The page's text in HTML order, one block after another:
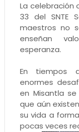
La celebración
33 del SNTE
maestros no
enseñan
esperanza.
En tiempos
enormes
en Misantla
que aún
su vida a
pocas veces